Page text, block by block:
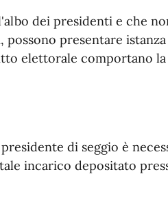
dei presidenti e che
presentare
elettorale comportano
di seggio è
incarico depositato